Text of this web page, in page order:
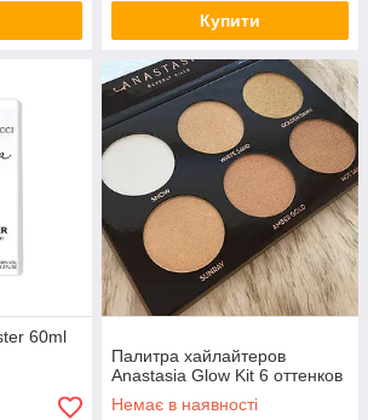
Купити
60ml
Палитра хайлайтеров
Anastasia Glow Kit 6 оттенков
Немає в наявності